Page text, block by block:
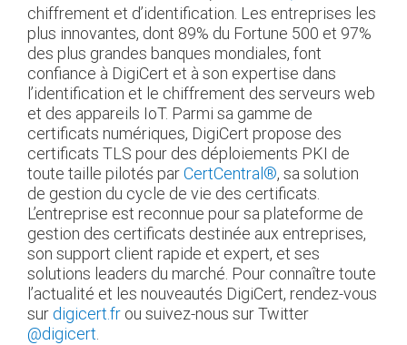
chiffrement et d’identification. Les entreprises les
plus innovantes, dont 89% du Fortune 500 et 97%
des plus grandes banques mondiales, font
confiance à DigiCert et à son expertise dans
l’identification et le chiffrement des serveurs web
et des appareils IoT. Parmi sa gamme de
certificats numériques, DigiCert propose des
certificats TLS pour des déploiements PKI de
toute taille pilotés parCertCentral®, sa solution
de gestion du cycle de vie des certificats.
L’entreprise est reconnue pour sa plateforme de
gestion des certificats destinée aux entreprises,
son support client rapide et expert, et ses
solutions leaders du marché. Pour connaître toute
l’actualité et les nouveautés DigiCert, rendez-vous
sur digicert.fr ou suivez-nous sur Twitter
@digicert.